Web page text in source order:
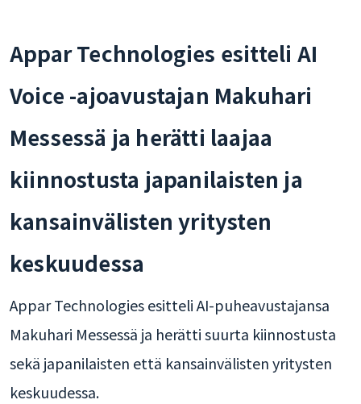
Appar Technologies esitteli AI
Voice -ajoavustajan Makuhari
Messessä ja herätti laajaa
kiinnostusta japanilaisten ja
kansainvälisten yritysten
keskuudessa
Appar Technologies esitteli AI-puheavustajansa
Makuhari Messessä ja herätti suurta kiinnostusta
sekä japanilaisten että kansainvälisten yritysten
keskuudessa.